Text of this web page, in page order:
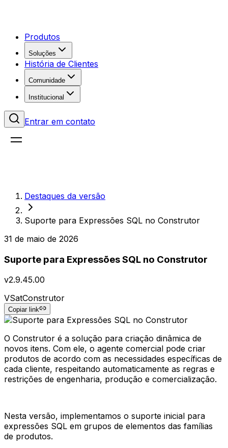
Produtos
Soluções
História de Clientes
Comunidade
Institucional
Entrar em contato
Destaques da versão
Suporte para Expressões SQL no Construtor
31 de maio de 2026
Suporte para Expressões SQL no Construtor
v2.9.45.00
VSatConstrutor
Copiar link
O Construtor é a solução para criação dinâmica de
novos itens. Com ele, o agente comercial pode criar
produtos de acordo com as necessidades específicas de
cada cliente, respeitando automaticamente as regras e
restrições de engenharia, produção e comercialização.
Nesta versão, implementamos o suporte inicial para
expressões SQL em grupos de elementos das famílias
de produtos.